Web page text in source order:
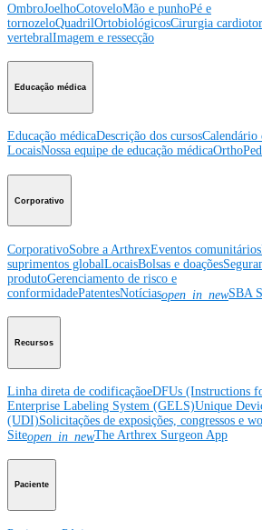
OmbroJoelhoCotoveloMão e punhoPé e
tornozeloQuadrilOrtobiológicosCirurgia
vertebralImagem e ressecção
Educação médica
Educação médicaDescrição dos cursosCalendário
LocaisNossa equipe de educação médica
Corporativo
CorporativoSobre a ArthrexEventos comunitários
suprimentos globalLocaisBolsas e doações
produtoGerenciamento de risco e
conformidadePatentesNotíciasopen_in_newSBA
Recursos
Linha direta de codificaçãoeDFUs (Instructions
Enterprise Labeling System (GELS)Unique
(UDI)Solicitações de exposições, congressos e
Siteopen_in_newThe Arthrex Surgeon App
Paciente